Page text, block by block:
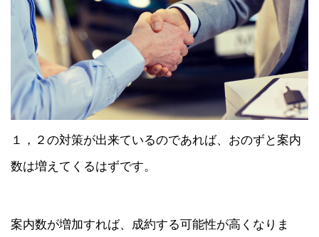
１，２の対策が出来ているのであれば、おのずと案内
数は増えてくるはずです。
案内数が増加すれば、成約する可能性が高くなりま